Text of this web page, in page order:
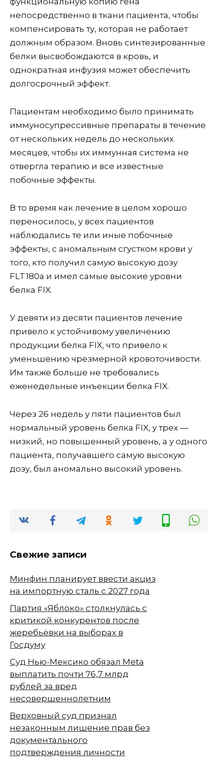
непосредственно в ткани пациента, чтобы
компенсировать ту, которая не работает
должным образом. Вновь синтезированные
белки высвобождаются в кровь, и
однократная инфузия может обеспечить
долгосрочный эффект.
Пациентам необходимо было принимать
иммуносупрессивные препараты в течение
от нескольких недель до нескольких
месяцев, чтобы их иммунная система не
отвергла терапию и все известные
побочные эффекты.
В то время как лечение в целом хорошо
переносилось, у всех пациентов
наблюдались те или иные побочные
эффекты, с аномальным сгустком крови у
того, кто получил самую высокую дозу
FLT180a и имел самые высокие уровни
белка FIX.
У девяти из десяти пациентов лечение
привело к устойчивому увеличению
продукции белка FIX, что привело к
уменьшению чрезмерной кровоточивости.
Им также больше не требовались
еженедельные инъекции белка FIX.
Через 26 недель у пяти пациентов был
нормальный уровень белка FIX, у трех —
низкий, но повышенный уровень, а у одного
пациента, получавшего самую высокую
дозу, был аномально высокий уровень.
Свежие записи
Минфин планирует ввести акциз
на импортную сталь с 2027 года
Партия «Яблоко» столкнулась с
критикой конкурентов после
жеребьёвки на выборах в
Госдуму
Суд Нью-Мексико обязал Meta
выплатить почти 76,7 млрд
рублей за вред
несовершеннолетним
Верховный суд признал
незаконным лишение прав без
документального
подтверждения личности